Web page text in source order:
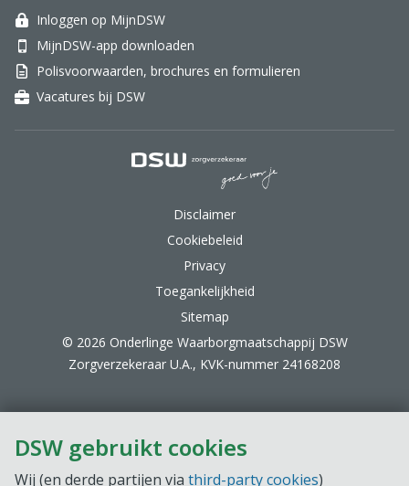
DSW gebruikt cookies
Wij (en derde partijen via third-party cookies)
Inloggen op MijnDSW
MijnDSW-app downloaden
Polisvoorwaarden, brochures en formulieren
Vacatures bij DSW
Disclaimer
Cookiebeleid
Privacy
Toegankelijkheid
Sitemap
© 2026 Onderlinge Waarborgmaatschappij DSW
Zorgverzekeraar U.A., KVK-nummer 24168208